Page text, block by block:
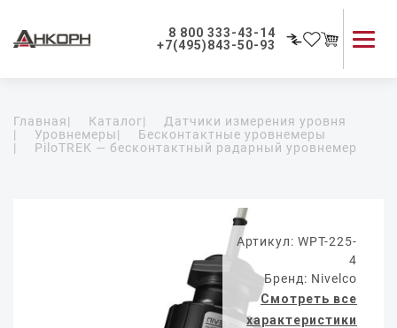
8 800 333-43-14
+7(495)843-50-93
Применение приборов
Как мы работаем
Главная| Каталог|
Датчики измерения уровня
|
Уровнемеры|
Бесконтактные уровнемеры
|
PiloTREK — бесконтактный радарный уровнемер
Артикул: WPT-225-
4
Бренд: Nivelco
Смотреть все
характеристики